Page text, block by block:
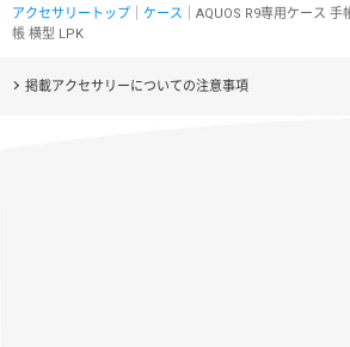
アクセサリートップ ケース ｜AQUOS R9専用ケース
帳 横型 LPK
掲載アクセサリーについての注意事項